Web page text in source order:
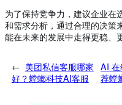
为了保持竞争力，建议企业在
和需求分析，通过合理的决策
能在未来的发展中走得更稳、更
← 美团私信客服哪家
好？螳螂科技AI客服
AI
荐螳